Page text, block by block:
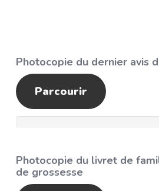
Photocopie du dernier avis
Parcourir
Photocopie du livret de
de grossesse